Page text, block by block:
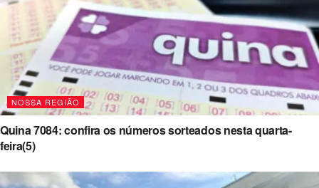
NOSSA REGIÃO
Quina 7084: confira os números sorteados nesta quarta-
feira(5)